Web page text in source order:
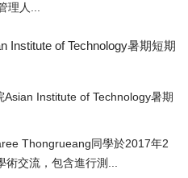
理人...
Institute of Technology暑期短期
Institute of Technology暑期
Thongrueang同學於2017年2
交流，包含進行測...